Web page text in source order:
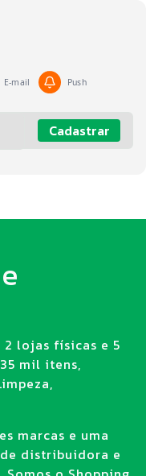
E-mail Push
Cadastrar
2 lojas físicas e 5
mil itens,
marcas e uma
distribuidora e